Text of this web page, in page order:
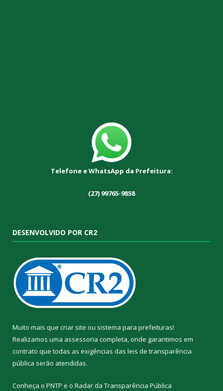
Telefone e WhatsApp da Prefeitura:
(27) 99765-9858
DESENVOLVIDO POR CR2
Muito mais que criar site ou sistema para prefeituras!
Realizamos uma assessoria completa, onde garantimos em
contrato que todas as exigências das leis de transparência
pública serão atendidas.
Conheça o PNTP e o Radar da Transparência Pública